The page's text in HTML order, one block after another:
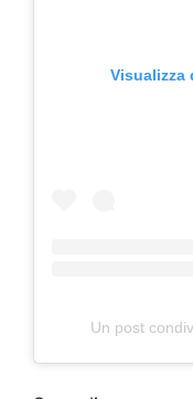
Visualizza
Un post